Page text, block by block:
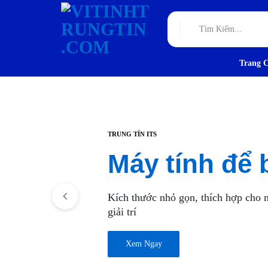
THI
CÔNG
Trang
TRUNG TÍN ITS
Máy tính để
Kích thước nhỏ gọn, thích hợp cho
giải trí
Xem Ngay